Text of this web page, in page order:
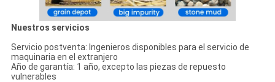
Nuestros servicios
Servicio postventa: Ingenieros disponibles para el servicio de
maquinaria en el extranjero
Año de garantía: 1 año, excepto las piezas de repuesto
vulnerables